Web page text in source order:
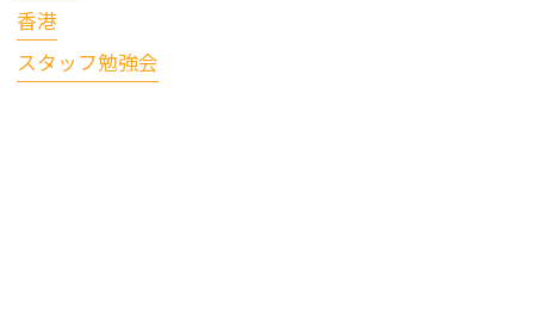
香港
スタッフ勉強会